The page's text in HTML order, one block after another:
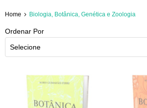
Home Biologia, Botânica, Genética e Zoologia
Ordenar Por
Selecione